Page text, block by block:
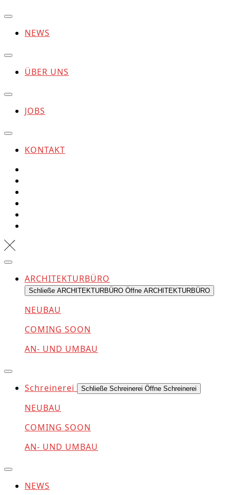
NEWS
ÜBER UNS
JOBS
KONTAKT
ARCHITEKTURBÜRO
Schließe ARCHITEKTURBÜRO Öffne ARCHITEKTURBÜRO
NEUBAU
COMING SOON
AN- UND UMBAU
Schreinerei Schließe Schreinerei Öffne Schreinerei
NEUBAU
COMING SOON
AN- UND UMBAU
NEWS